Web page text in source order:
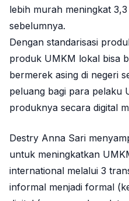
lebih murah meningkat
sebelumnya.
Dengan standarisasi
produk UMKM lokal bisa
bermerek asing di negeri
peluang bagi para pelaku
produknya secara digital
Destry Anna Sari
untuk meningkatkan
international melalui 3
informal menjadi formal